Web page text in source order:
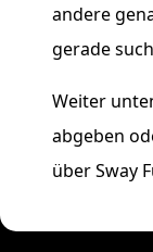
andere
gerade
Weiter
abgeben
über Sway